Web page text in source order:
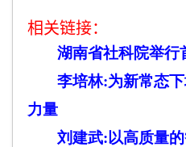
相关链接：
湖南省社科院举行
李培林:为新常态
力量
刘建武: 以高质量